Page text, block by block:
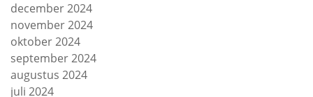
december 2024
november 2024
oktober 2024
september 2024
augustus 2024
juli 2024